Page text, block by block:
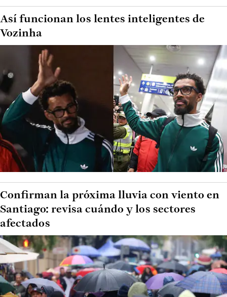
Así funcionan los lentes inteligentes de
Vozinha
Confirman la próxima lluvia con viento en
Santiago: revisa cuándo y los sectores
afectados